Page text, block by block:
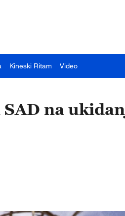
Kineski Ritam Video
na